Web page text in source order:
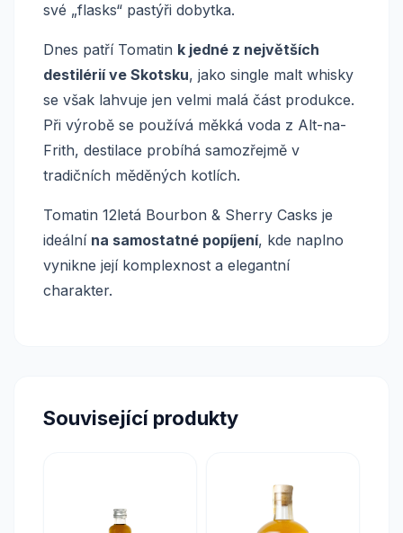
své „flasks“ pastýři dobytka.
Dnes patří Tomatin k jedné z největších
destilérií ve Skotsku, jako single malt whisky
se však lahvuje jen velmi malá část produkce.
Při výrobě se používá měkká voda z Alt-na-
Frith, destilace probíhá samozřejmě v
tradičních měděných kotlích.
Tomatin 12letá Bourbon & Sherry Casks je
ideální na samostatné popíjení, kde naplno
vynikne její komplexnost a elegantní
charakter.
Související produkty